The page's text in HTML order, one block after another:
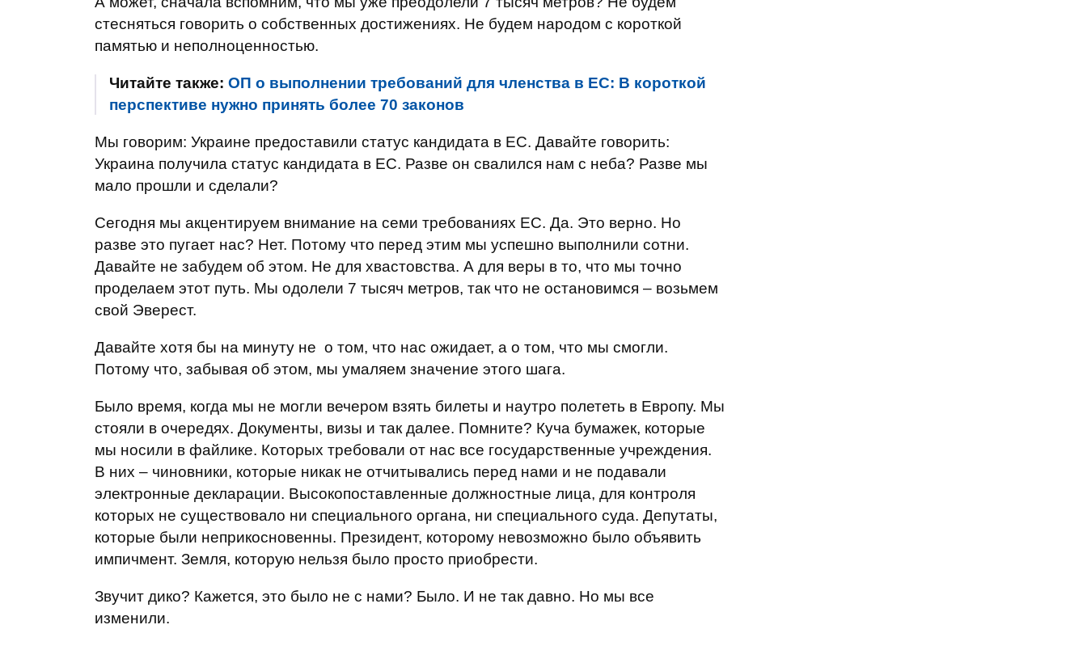
стесняться говорить о собственных достижениях. Не будем народом с короткой
памятью и неполноценностью.
Читайте также: ОП о выполнении требований для членства в ЕС: В короткой
перспективе нужно принять более 70 законов
Мы говорим: Украине предоставили статус кандидата в ЕС. Давайте говорить:
Украина получила статус кандидата в ЕС. Разве он свалился нам с неба? Разве мы
мало прошли и сделали?
Сегодня мы акцентируем внимание на семи требованиях ЕС. Да. Это верно. Но
разве это пугает нас? Нет. Потому что перед этим мы успешно выполнили сотни.
Давайте не забудем об этом. Не для хвастовства. А для веры в то, что мы точно
проделаем этот путь. Мы одолели 7 тысяч метров, так что не остановимся – возьмем
свой Эверест.
Давайте хотя бы на минуту не о том, что нас ожидает, а о том, что мы смогли.
Потому что, забывая об этом, мы умаляем значение этого шага.
Было время, когда мы не могли вечером взять билеты и наутро полететь в Европу. Мы
стояли в очередях. Документы, визы и так далее. Помните? Куча бумажек, которые
мы носили в файлике. Которых требовали от нас все государственные учреждения.
В них – чиновники, которые никак не отчитывались перед нами и не подавали
электронные декларации. Высокопоставленные должностные лица, для контроля
которых не существовало ни специального органа, ни специального суда. Депутаты,
которые были неприкосновенны. Президент, которому невозможно было объявить
импичмент. Земля, которую нельзя было просто приобрести.
Звучит дико? Кажется, это было не с нами? Было. И не так давно. Но мы все
изменили.